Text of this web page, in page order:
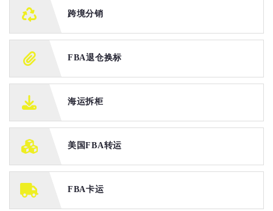
跨境分销
FBA退仓换标
海运拆柜
美国FBA转运
FBA卡运